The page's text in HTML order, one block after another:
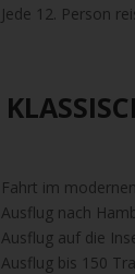
Jede 12. Person
Fahrt im
Ausflug nach
Ausflug auf die
Ausflug bis 150